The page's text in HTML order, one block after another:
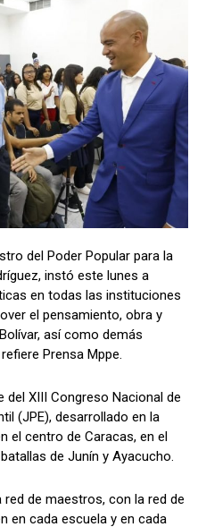
del Poder Popular para la
instó este lunes a
en todas las instituciones
el pensamiento, obra y
así como demás
Prensa Mppe.
XIII Congreso Nacional de
(JPE), desarrollado en la
el centro de Caracas, en el
de Junín y Ayacucho.
red de maestros, con la red de
en cada escuela y en cada